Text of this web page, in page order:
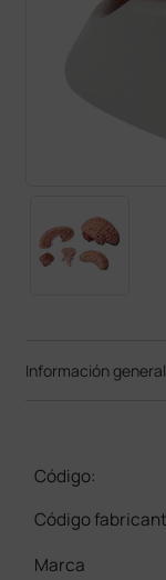
Información general
Código:
Código
Marca